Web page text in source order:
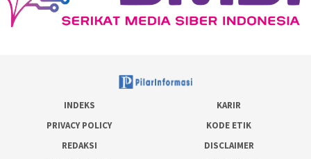
INDEKS
KARIR
PRIVACY POLICY
KODE ETIK
REDAKSI
DISCLAIMER